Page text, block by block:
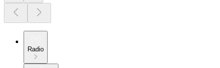
Radio